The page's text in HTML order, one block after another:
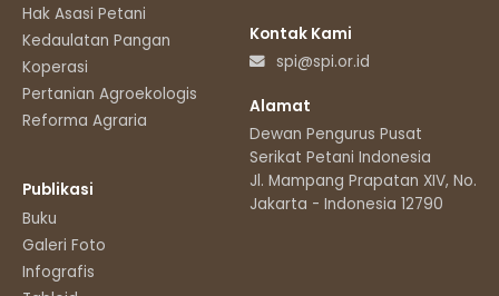
Hak Asasi Petani
Kedaulatan Pangan
Koperasi
Pertanian Agroekologis
Reforma Agraria
Publikasi
Buku
Galeri Foto
Infografis
Kontak Kami
spi@spi.or.id
Alamat
Dewan Pengurus Pusat
Serikat Petani Indonesia
Jl. Mampang Prapatan XIV, No.11
Jakarta - Indonesia 12790